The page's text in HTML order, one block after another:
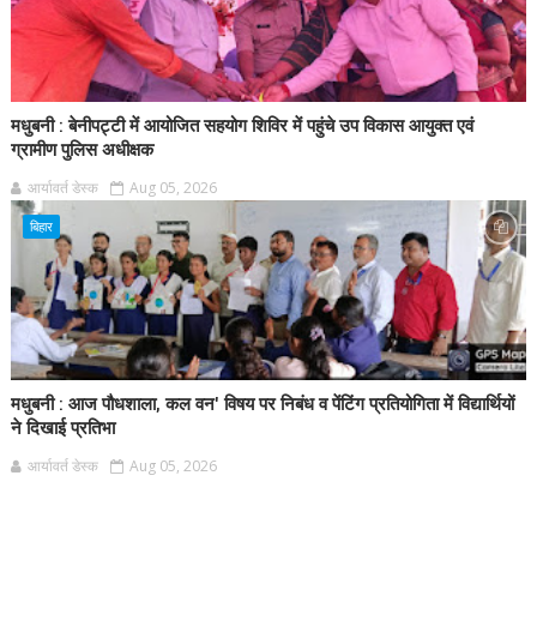
मधुबनी : बेनीपट्टी में आयोजित सहयोग शिविर में पहुंचे उप विकास आयुक्त एवं
ग्रामीण पुलिस अधीक्षक
आर्यावर्त डेस्क Aug 05, 2026
बिहार
मधुबनी : आज पौधशाला, कल वन' विषय पर निबंध व पेंटिंग प्रतियोगिता में विद्यार्थियों
ने दिखाई प्रतिभा
आर्यावर्त डेस्क Aug 05, 2026